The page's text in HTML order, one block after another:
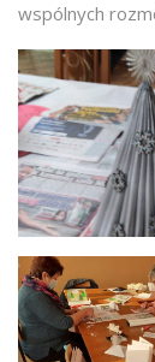
wspólnych